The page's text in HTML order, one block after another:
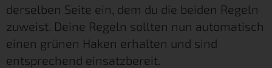
derselben Seite ein, dem du die beiden Regeln
zuweist. Deine Regeln sollten nun automatisch
einen grünen Haken erhalten und sind
entsprechend einsatzbereit.